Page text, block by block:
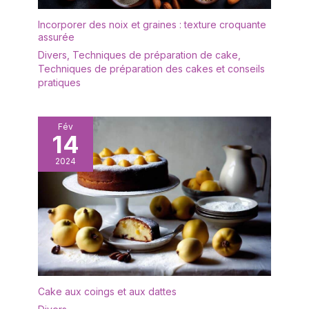
bols à soupe profonds
offrent suffisamment
préférés. Qu'il s'agisse
de ramen, de céréales
repas. Pratiques et
faciles à nettoyer : Ces
bols à céréales sont
adaptés au micro-ondes
et peuvent être
facilement nettoyés au
lave-vaisselle. Cela les
rend particulièrement
pratiques pour un usage
quotidien sans entretien
complexe. Cadeau
Incorporer des noix et graines : texture croquante
assurée
Divers Techniques de préparation de cake
Techniques de préparation des cakes et conseils
pratiques
Fév
14
2024
Cake aux coings et aux dattes